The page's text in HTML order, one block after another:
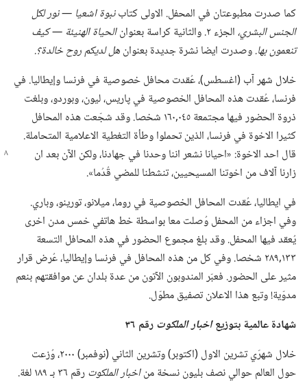
كما صدرت مطبوعتان في المحفل.‏ الاولى كتابنبوة اشعيا —‏ نور لكل
الجنس البشري،‏الجزء ٢.‏ والثانية كراسة بعنوان
الحياة الهنيئة —‏ كيف
تنعمون بها.‏وصدرت ايضا نشرة جديدة بعنوانهل لديكم روح خالدة؟‏.‏
خلال شهر آب (‏اغسطس)‏،‏ عُقدت محافل خصوصية في فرنسا وإيطاليا.‏ في
فرنسا،‏ عُقدت هذه المحافل الخصوصية في پاريس،‏ ليون،‏ وبوردو،‏ وبلغت
ذروة الحضور فيها مجتمعة ٠٤٥‏,١٦٠ شخصا.‏ وقد شجّعت هذه المحافل
كثيرا الاخوة في فرنسا،‏ الذين تحملوا وطأة التغطية الاعلامية المتحاملة.‏
قال احد الاخوة:‏ «احيانا نشعر اننا وحدنا في جهادنا،‏ ولكن الآن بعد ان
زارنا آلاف من اخوتنا المسيحيين،‏ تنشطنا للمضي قُدُما».‏
في ايطاليا،‏ عُقدت المحافل الخصوصية في روما،‏ ميلانو،‏ تورينو،‏ وباري.‏
وفي اجزاء من المحفل وُصلت معا بواسطة خط هاتفي خمس مدن اخرى
يُعقد فيها المحفل.‏ وقد بلغ مجموع الحضور في هذه المحافل التسعة
١٣٣‏,٢٨٩ شخصا.‏ وفي كل من هذه المحافل في فرنسا وإيطاليا،‏ عُرض قرار
مثير على الحضور.‏ فعبّر المندوبون الآتون من عدة بلدان عن موافقتهم بنعم
مدوّية!‏ وتبع هذا الاعلان تصفيق مطوّل.‏
شهادة عالمية بتوزيعاخبار الملكوترقم ٣٦
خلال شهرَي تشرين الاول (‏اكتوبر)‏ وتشرين الثاني (‏نوفمبر)‏ ٢٠٠٠،‏ وُزعت
حول العالم حوالي نصف بليون نسخة مناخبار الملكوت
رقم ٣٦ بـ‍ ١٨٩ لغة.‏